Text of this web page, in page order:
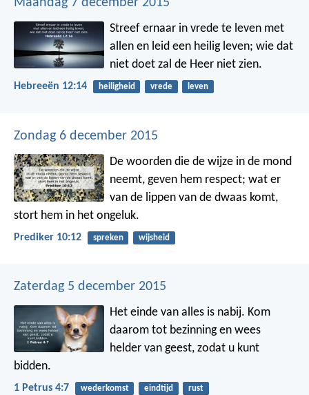
Maandag 7 december 2015
Streef ernaar in vrede te leven met
allen en leid een heilig leven; wie dat
niet doet zal de Heer niet zien.
Hebreeën 12:14 heiligheid vrede leven
Zondag 6 december 2015
De woorden die de wijze in de mond
neemt, geven hem respect; wat er
van de lippen van de dwaas komt,
stort hem in het ongeluk.
Prediker 10:12 spreken wijsheid
Zaterdag 5 december 2015
Het einde van alles is nabij. Kom
daarom tot bezinning en wees
helder van geest, zodat u kunt
bidden.
1 Petrus 4:7 wederkomst eindtijd rust